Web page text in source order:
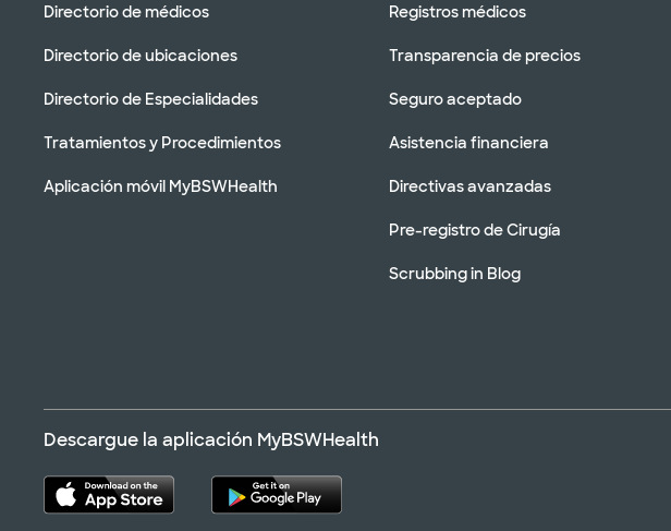
Directorio de médicos
Directorio de ubicaciones
Directorio de Especialidades
Tratamientos y Procedimientos
Aplicación móvil MyBSWHealth
Registros médicos
Transparencia de precios
Seguro aceptado
Asistencia financiera
Directivas avanzadas
Pre-registro de Cirugía
Scrubbing in Blog
Descargue la aplicación MyBSWHealth